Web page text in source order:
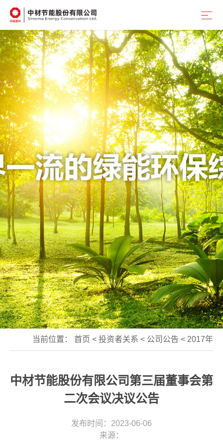
当前位置： 首页 < 投资者关系 < 公司公告 < 2017年
中材节能股份有限公司第三届董事会第
二次会议决议公告
发布时间：2023-06-06
来源：